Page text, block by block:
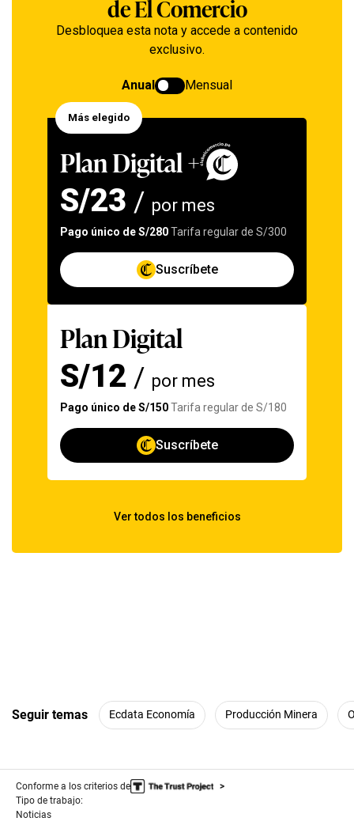
Seguir temas Ecdata Economía Producción Minera
Conforme a los criterios de
Tipo de trabajo:
Noticias